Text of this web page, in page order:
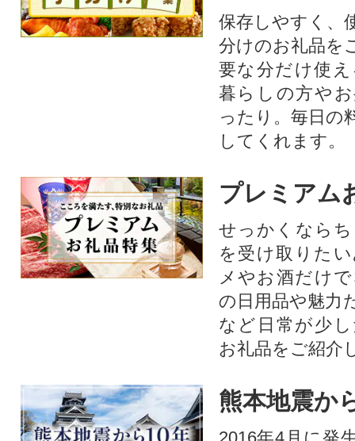
保存しやすく、
分けのお礼品を
要な分だけ使
暮らしの方や
ったり。毎日の
してくれます。
プレミアム
せっかくなら
を受け取りた
メやお酒だけ
の日用品や魅力
など日常が少
お礼品をご紹介
熊本地震か